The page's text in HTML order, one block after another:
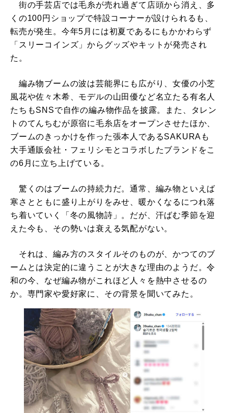
街の手芸店では毛糸が売れ過ぎて店頭から消え、多
くの100円ショップで特設コーナーが設けられるも、
転売が発生。今年5月には初夏であるにもかかわらず
「スリーコインズ」からグッズやキットが発売され
た。
編み物ブームの波は芸能界にも広がり、女優の小芝
風花や佐々木希、モデルの山田優など名立たる有名人
たちもSNSで自作の編み物作品を披露。また、タレン
トのてんちむが原宿に毛糸店をオープンさせたほか、
ブームのきっかけを作った張本人であるSAKURAも
大手通販会社・フェリシモとコラボしたブランドをこ
の6月に立ち上げている。
驚くのはブームの持続力だ。通常、編み物といえば
寒さとともに盛り上がりをみせ、暖かくなるにつれ落
ち着いていく「冬の風物詩」。だが、汗ばむ季節を迎
えた今も、その勢いは衰える気配がない。
それは、編み方のスタイルそのものが、かつてのブ
ームとは決定的に違うことが大きな理由のようだ。令
和の今、なぜ編み物がこれほど人々を熱中させるの
か。専門家や愛好家に、その背景を聞いてみた。